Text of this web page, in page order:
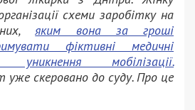
схеми заробітку на
яким вона за гроші
фіктивні медичні
мобілізації.
уже скеровано до суду. Про це